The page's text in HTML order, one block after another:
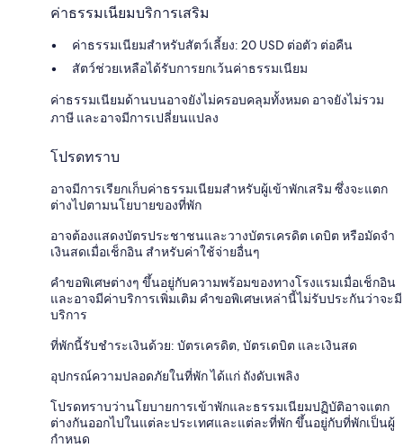
ค่าธรรมเนียมบริการเสริม
ค่าธรรมเนียมสำหรับสัตว์เลี้ยง: 20 USD ต่อตัว ต่อคืน
สัตว์ช่วยเหลือได้รับการยกเว้นค่าธรรมเนียม
ค่าธรรมเนียมด้านบนอาจยังไม่ครอบคลุมทั้งหมด อาจยังไม่รวม
ภาษี และอาจมีการเปลี่ยนแปลง
โปรดทราบ
อาจมีการเรียกเก็บค่าธรรมเนียมสำหรับผู้เข้าพักเสริม ซึ่งจะแตก
ต่างไปตามนโยบายของที่พัก
อาจต้องแสดงบัตรประชาชนและวางบัตรเครดิต เดบิต หรือมัดจำ
เงินสดเมื่อเช็กอิน สำหรับค่าใช้จ่ายอื่นๆ
คำขอพิเศษต่างๆ ขึ้นอยู่กับความพร้อมของทางโรงแรมเมื่อเช็กอิน
และอาจมีค่าบริการเพิ่มเติม คำขอพิเศษเหล่านี้ไม่รับประกันว่าจะมี
บริการ
ที่พักนี้รับชำระเงินด้วย: บัตรเครดิต, บัตรเดบิต และเงินสด
อุปกรณ์ความปลอดภัยในที่พัก ได้แก่ ถังดับเพลิง
โปรดทราบว่านโยบายการเข้าพักและธรรมเนียมปฏิบัติอาจแตก
ต่างกันออกไปในแต่ละประเทศและแต่ละที่พัก ขึ้นอยู่กับที่พักเป็นผู้
กำหนด